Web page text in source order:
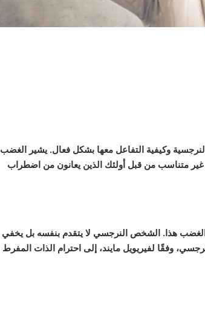
وكيفية التفاعل معها بشكل فعال. يشير الغضب
متناسب من قبل أولئك الذين يعانون من اضطراب
هذا. الشخص النرجسي لا يتقدم بنفسه بل يخفي
وفقًا لفيريويل مايند، إلى احترام الذات المفرط